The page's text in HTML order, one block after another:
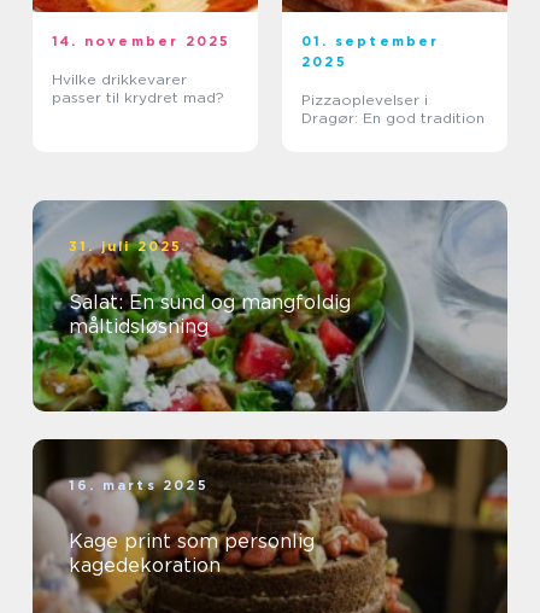
14. november 2025
Hvilke drikkevarer
passer til krydret mad?
01. september
2025
Pizzaoplevelser i
Dragør: En god tradition
31. juli 2025
Salat: En sund og mangfoldig
måltidsløsning
16. marts 2025
Kage print som personlig
kagedekoration